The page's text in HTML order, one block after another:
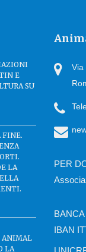
E
SU
FINE.
LA
ANIMAL
LA
Via
PER
IBAN